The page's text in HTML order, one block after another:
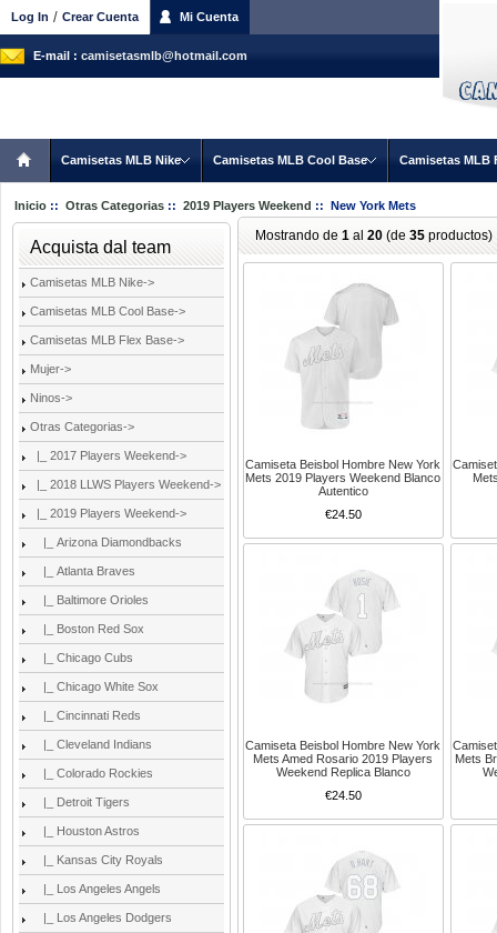
Log In / Crear Cuenta Mi Cuenta
E-mail : camisetasmlb@hotmail.com
Camisetas MLB Nike Camisetas MLB Cool Base Camisetas MLB
Inicio :: Otras Categorias :: 2019 Players Weekend :: New York Mets
Acquista dal team
Camisetas MLB Nike->
Camisetas MLB Cool Base->
Camisetas MLB Flex Base->
Mujer->
Ninos->
Otras Categorias->
|_ 2017 Players Weekend->
|_ 2018 LLWS Players Weekend->
|_ 2019 Players Weekend->
|_ Arizona Diamondbacks
|_ Atlanta Braves
|_ Baltimore Orioles
|_ Boston Red Sox
|_ Chicago Cubs
|_ Chicago White Sox
|_ Cincinnati Reds
|_ Cleveland Indians
|_ Colorado Rockies
|_ Detroit Tigers
|_ Houston Astros
|_ Kansas City Royals
|_ Los Angeles Angels
|_ Los Angeles Dodgers
Mostrando de 1 al 20 (de 35 productos)
Camiseta Beisbol Hombre New York
Mets 2019 Players Weekend Blanco
Autentico
€24.50
Camiseta Beisbol Hombre New York
Mets Amed Rosario 2019 Players
Weekend Replica Blanco
€24.50
Mets